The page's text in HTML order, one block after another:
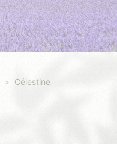
Célestine